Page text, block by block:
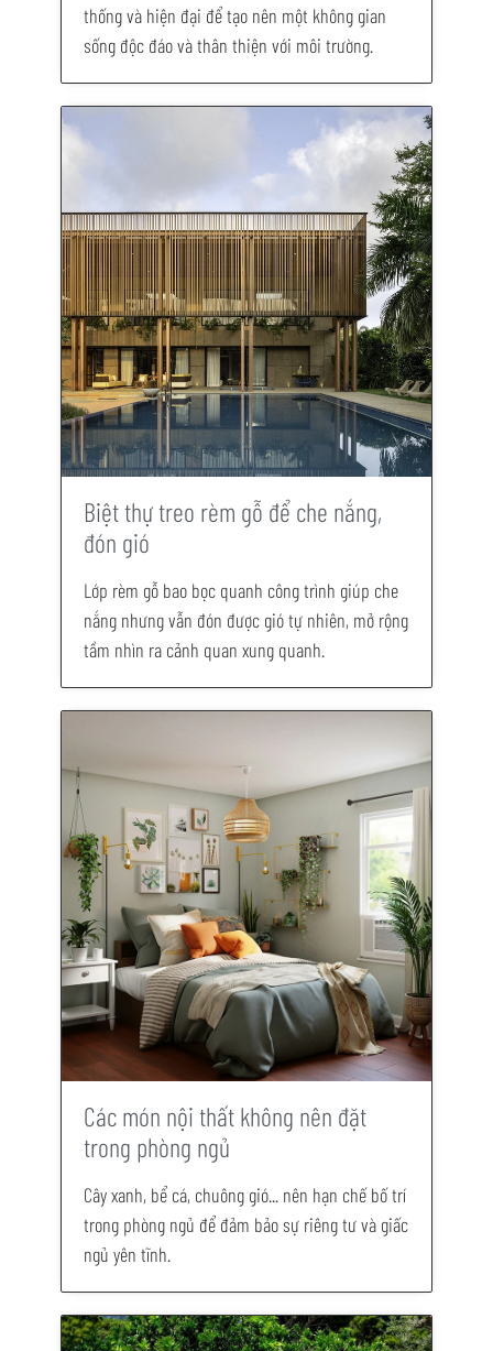
thống và hiện đại để tạo nên một không gian
sống độc đáo và thân thiện với môi trường.
Biệt thự treo rèm gỗ để che nắng,
đón gió
Lớp rèm gỗ bao bọc quanh công trình giúp che
nắng nhưng vẫn đón được gió tự nhiên, mở rộng
tầm nhìn ra cảnh quan xung quanh.
Các món nội thất không nên đặt
trong phòng ngủ
Cây xanh, bể cá, chuông gió... nên hạn chế bố trí
trong phòng ngủ để đảm bảo sự riêng tư và giấc
ngủ yên tĩnh.